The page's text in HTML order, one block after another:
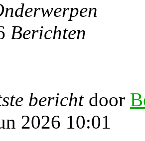
Berichten
berichtdoor
2026 10:01